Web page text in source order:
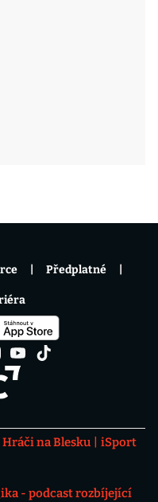
Hráči na Blesku
iSport
- podcast rozbíjející
Předplatné